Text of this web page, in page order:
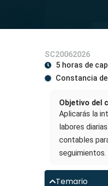
SC20062026
5 horas de
Constancia
Objetivo del
Aplicarás la
labores
contables
seguimientos.
Temario